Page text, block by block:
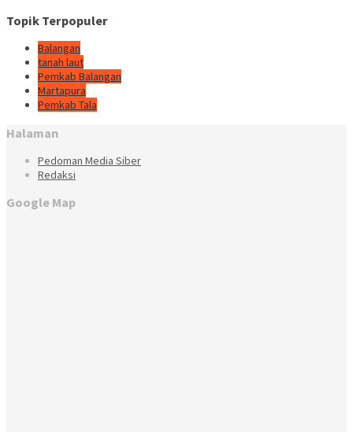
Topik Terpopuler
Balangan
tanah laut
Pemkab Balangan
Martapura
Pemkab Tala
Halaman
Pedoman Media Siber
Redaksi
Google Map